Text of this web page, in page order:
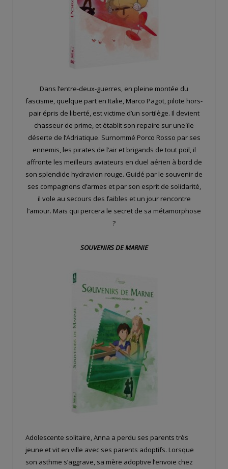
Dans l’entre-deux-guerres, en pleine montée du
fascisme, quelque part en Italie, Marco Pagot, pilote hors-
pair épris de liberté, est victime d’un sortilège. Il devient
chasseur de prime, et établit son repaire sur une île
déserte de l’Adriatique. Surnommé Porco Rosso par ses
ennemis, les pirates de l’air et brigands de tout poil, il
affronte les meilleurs aviateurs en duel aérien à bord de
son splendide hydravion rouge. Guidé par le souvenir de
ses compagnons d’armes et par son esprit de solidarité,
il vole au secours des faibles et un jour rencontre
l’amour. Mais qui percera le secret de sa métamorphose
?
SOUVENIRS DE MARNIE
Adolescente solitaire, Anna a perdu ses parents très
jeune et vit en ville avec ses parents adoptifs. Lorsque
son asthme s’aggrave, sa mère adoptive l’envoie chez